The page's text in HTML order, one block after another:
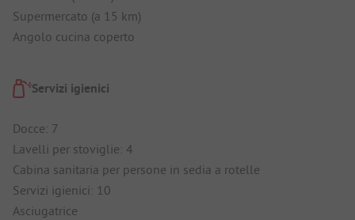
Supermercato (a 15 km)
Angolo cucina coperto
Servizi igienici
Docce: 7
Lavelli per stoviglie: 4
Cabina sanitaria per persone in sedia a rotelle
Servizi igienici: 10
Asciugatrice